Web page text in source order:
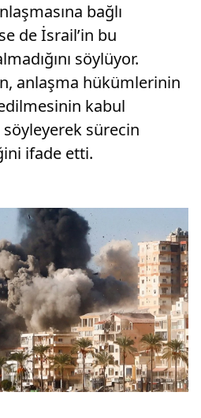
bağlı
de İsrail’in bu
söylüyor.
anlaşma hükümlerinin
kabul
sürecin
ifade etti.